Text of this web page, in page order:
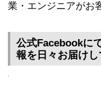
業・エンジニアがお
公式Facebookに
報を日々お届けし